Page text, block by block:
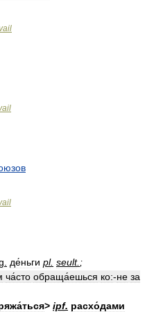
де́ньги pl. seult. ;
ча́сто обраща́ешься ко:-не за
> ipf. расхо́дами